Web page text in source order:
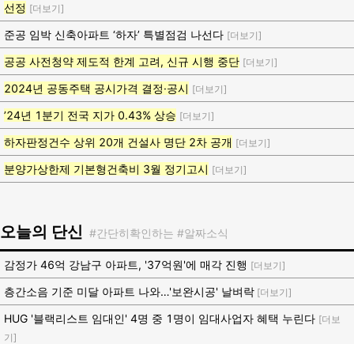
선정 [더보기]
준공 임박 신축아파트 ‘하자’ 특별점검 나선다 [더보기]
공공 사전청약 제도적 한계 고려, 신규 시행 중단 [더보기]
2024년 공동주택 공시가격 결정·공시 [더보기]
’24년 1분기 전국 지가 0.43% 상승 [더보기]
하자판정건수 상위 20개 건설사 명단 2차 공개 [더보기]
분양가상한제 기본형건축비 3월 정기고시 [더보기]
오늘의 단신 #간단히확인하는 #알짜소식
감정가 46억 강남구 아파트, '37억원'에 매각 진행 [더보기]
층간소음 기준 미달 아파트 나와…'보완시공' 날벼락 [더보기]
HUG '블랙리스트 임대인' 4명 중 1명이 임대사업자 혜택 누린다 [더보
기]